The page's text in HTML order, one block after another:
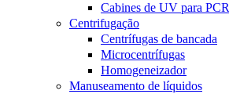
Cabines de UV para PCR
Centrifugação
Centrífugas de bancada
Microcentrífugas
Homogeneizador
Manuseamento de líquidos